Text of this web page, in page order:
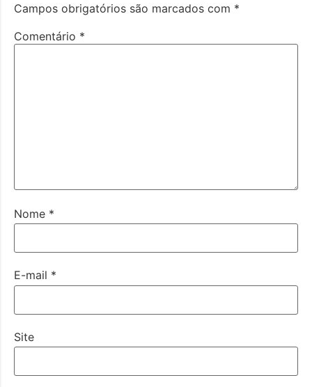
Campos obrigatórios são marcados com *
Comentário *
Nome *
E-mail *
Site